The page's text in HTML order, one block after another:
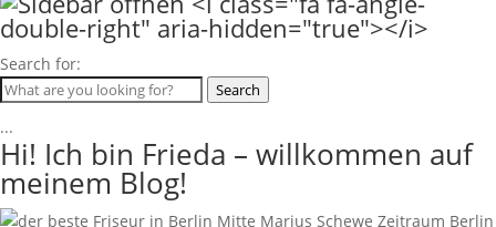
Search for:
Search
...
Hi! Ich bin Frieda – willkommen auf
meinem Blog!